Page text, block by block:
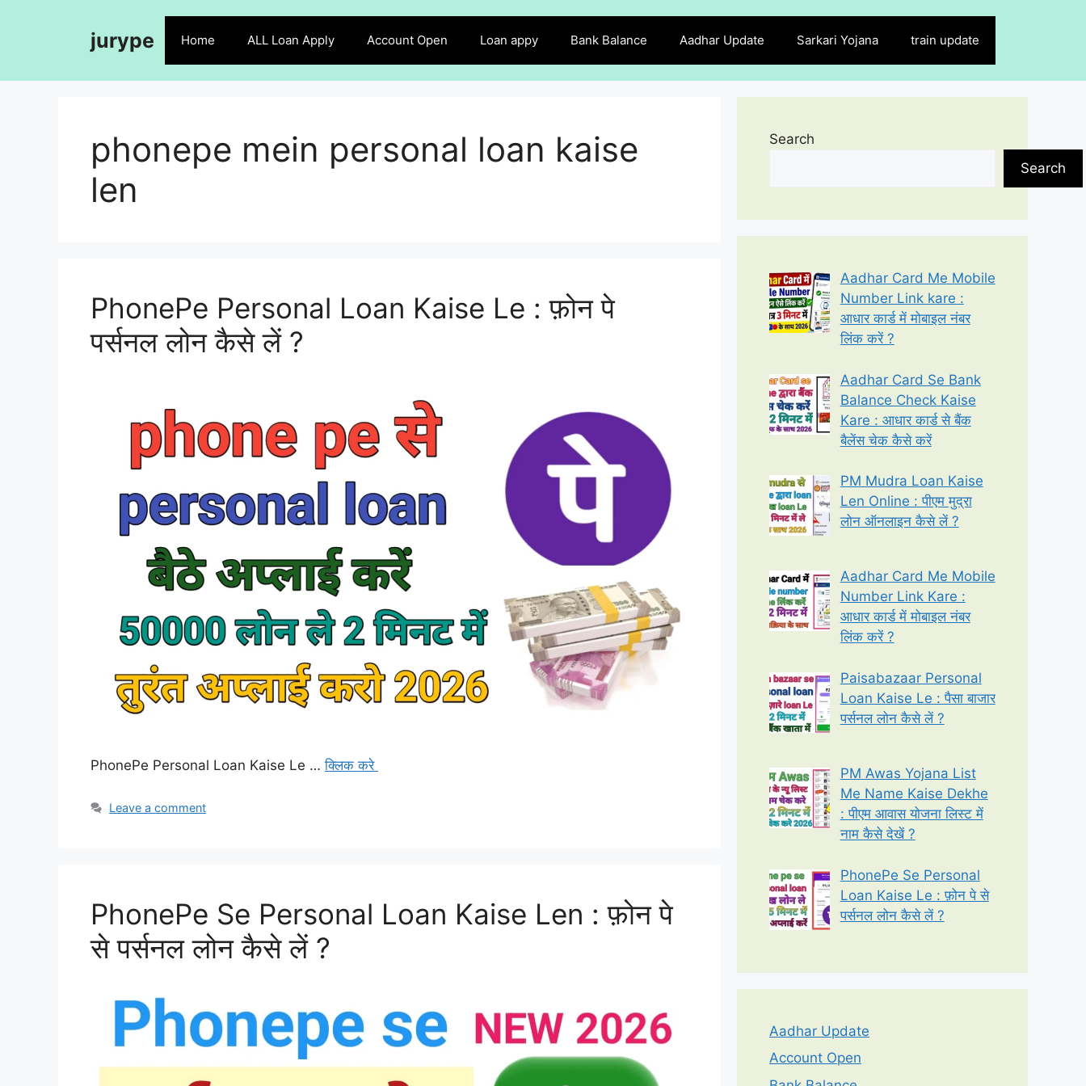
jurype Home ALL Loan Apply Account Open Loan appy Bank Balance Aadhar Update Sarkari Yojana train update
phonepe mein personal loan kaise
len
PhonePe Personal Loan Kaise Le : फ़ोन पे
पर्सनल लोन कैसे लें ?
PhonePe Personal Loan Kaise Le …क्लिक करे
Leave a comment
PhonePe Se Personal Loan Kaise Len : फ़ोन पे
से पर्सनल लोन कैसे लें ?
Search
Search
Aadhar Card Me Mobile
Number Link kare :
आधार कार्ड में मोबाइल नंबर
लिंक करें ?
Aadhar Card Se Bank
Balance Check Kaise
Kare : आधार कार्ड से बैंक
बैलेंस चेक कैसे करें
PM Mudra Loan Kaise
Len Online : पीएम मुद्रा
लोन ऑनलाइन कैसे लें ?
Aadhar Card Me Mobile
Number Link Kare :
आधार कार्ड में मोबाइल नंबर
लिंक करें ?
Paisabazaar Personal
Loan Kaise Le : पैसा बाजार
पर्सनल लोन कैसे लें ?
PM Awas Yojana List
Me Name Kaise Dekhe
: पीएम आवास योजना लिस्ट में
नाम कैसे देखें ?
PhonePe Se Personal
Loan Kaise Le : फ़ोन पे से
पर्सनल लोन कैसे लें ?
Aadhar Update
Account Open